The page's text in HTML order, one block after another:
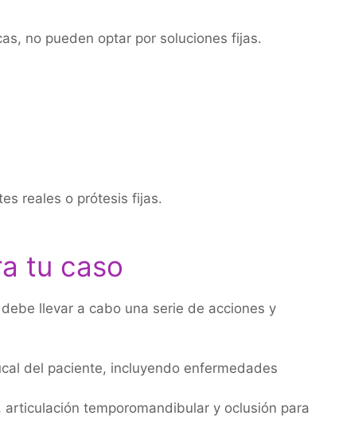
no pueden optar por soluciones fijas.
reales o prótesis fijas.
tu caso
llevar a cabo una serie de acciones y
del paciente, incluyendo enfermedades
temporomandibular y oclusión para